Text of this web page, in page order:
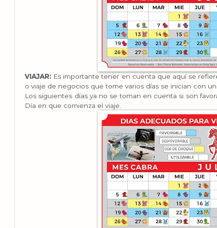
VIAJAR: Es importante tener en cuenta que aquí se
o viaje de negocios que tome varios días se inician con
Los siguientes días ya no se toman en cuenta si son
Día en que comienza el viaje.